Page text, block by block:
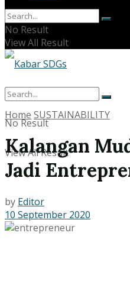
No Result
View All Result
No Result
View All Result
Home SUSTAINABILITY
Kalangan
Jadi
by Editor
10 September 2020